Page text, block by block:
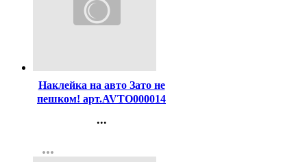
Наклейка на авто Зато не
пешком! арт.AVTO000014
...
Регистрация
more_horiz